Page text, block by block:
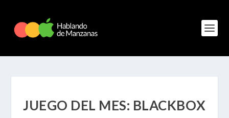
JUEGO DEL MES: BLACKBOX